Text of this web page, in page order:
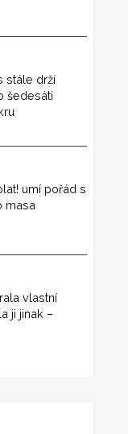
stále drží
šedesáti
umí pořád s
masa
vlastní
ji jinak –